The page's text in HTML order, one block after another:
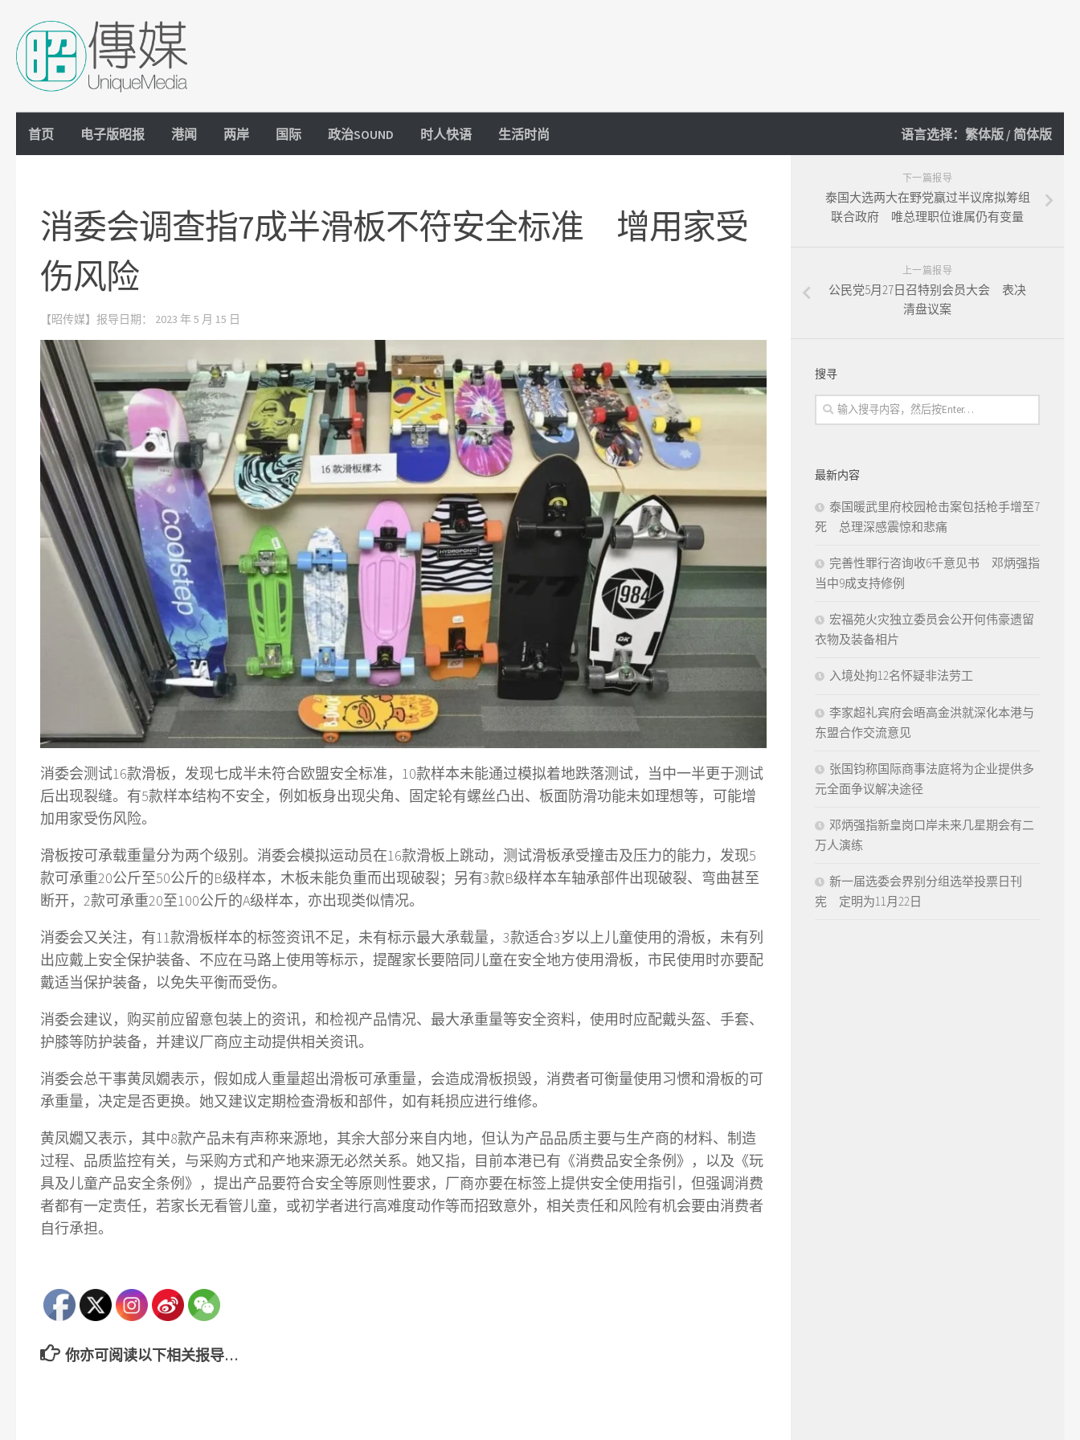
Skip to content
首页 电子版昭报 港闻 两岸 国际 政治SOUND 时人快语 生活时尚 语言选择： 繁体版 / 简体版
消委会调查指7成半滑板不符安全标准 增用家受
伤风险
【昭传媒】报导日期： 2023 年 5 月 15 日
消委会测试16款滑板，发现七成半未符合欧盟安全标准，10款样本未能通过模拟着地跌落测试，当中一半更于测试
后出现裂缝。有5款样本结构不安全，例如板身出现尖角、固定轮有螺丝凸出、板面防滑功能未如理想等，可能增
加用家受伤风险。
滑板按可承载重量分为两个级别。消委会模拟运动员在16款滑板上跳动，测试滑板承受撞击及压力的能力，发现5
款可承重20公斤至50公斤的B级样本，木板未能负重而出现破裂；另有3款B级样本车轴承部件出现破裂、弯曲甚至
断开，2款可承重20至100公斤的A级样本，亦出现类似情况。
消委会又关注，有11款滑板样本的标签资讯不足，未有标示最大承载量，3款适合3岁以上儿童使用的滑板，未有列
出应戴上安全保护装备、不应在马路上使用等标示，提醒家长要陪同儿童在安全地方使用滑板，市民使用时亦要配
戴适当保护装备，以免失平衡而受伤。
消委会建议，购买前应留意包装上的资讯，和检视产品情况、最大承重量等安全资料，使用时应配戴头盔、手套、
护膝等防护装备，并建议厂商应主动提供相关资讯。
消委会总干事黄凤嫺表示，假如成人重量超出滑板可承重量，会造成滑板损毁，消费者可衡量使用习惯和滑板的可
承重量，决定是否更换。她又建议定期检查滑板和部件，如有耗损应进行维修。
黄凤嫺又表示，其中8款产品未有声称来源地，其余大部分来自内地，但认为产品品质主要与生产商的材料、制造
过程、品质监控有关，与采购方式和产地来源无必然关系。她又指，目前本港已有《消费品安全条例》，以及《玩
具及儿童产品安全条例》，提出产品要符合安全等原则性要求，厂商亦要在标签上提供安全使用指引，但强调消费
者都有一定责任，若家长无看管儿童，或初学者进行高难度动作等而招致意外，相关责任和风险有机会要由消费者
自行承担。
你亦可阅读以下相关报导…
下一篇报导
泰国大选两大在野党赢过半议席拟筹组
联合政府 唯总理职位谁属仍有变量
上一篇报导
公民党5月27日召特别会员大会 表决
清盘议案
搜寻
最新内容
泰国暖武里府校园枪击案包括枪手增至7
死 总理深感震惊和悲痛
完善性罪行咨询收6千意见书 邓炳强指
当中9成支持修例
宏福苑火灾独立委员会公开何伟豪遗留
衣物及装备相片
入境处拘12名怀疑非法劳工
李家超礼宾府会晤高金洪就深化本港与
东盟合作交流意见
张国钧称国际商事法庭将为企业提供多
元全面争议解决途径
邓炳强指新皇岗口岸未来几星期会有二
万人演练
新一届选委会界别分组选举投票日刊
宪 定明为11月22日